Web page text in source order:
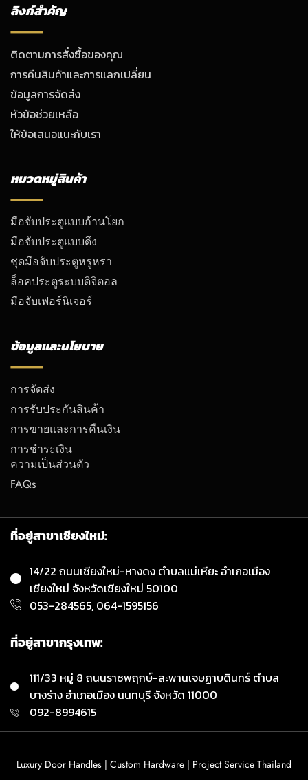
ลิงก์สำคัญ
ติดตามการสั่งซื้อของคุณ
การคืนสินค้าและการแลกเปลี่ยน
ข้อมูลการจัดส่ง
หัวข้อช่วยเหลือ
ให้ข้อเสนอแนะกับเรา
หมวดหมู่สินค้า
มือจับประตูแบบก้านโยก
มือจับประตูแบบดึง
ชุดมือจับประตูหรูหรา
ล็อคประตูระบบดิจิตอล
มือจับเฟอร์นิเจอร์
ข้อมูลและนโยบาย
การจัดส่ง
การรับประกันสินค้า
การขายและการคืนเงิน
การชำระเงิน
ความเป็นส่วนตัว
FAQs
ที่อยู่สาขาเชียงใหม่:
14/22 ถนนเชียงใหม่-หางดง ตำบลแม่เหียะ อำเภอเมือง
เชียงใหม่ จังหวัดเชียงใหม่ 50100
053-284565, 064-1595156
ที่อยู่สาขากรุงเทพ:
111/33 หมู่ 8 ถนนราชพฤกษ์-สะพานเจษฏาบดินทร์ ตำบล
บางร่าง อำเภอเมือง นนทบุรี จังหวัด 11000
092-8994615
Luxury Door Handles | Custom Hardware | Project Service Thailand